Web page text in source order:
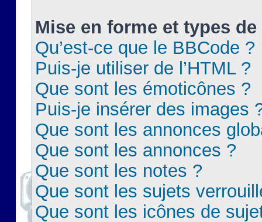
Mise en forme et types
Qu’est-ce que le BBCode ?
Puis-je utiliser de l’HTML ?
Que sont les émoticônes ?
Puis-je insérer des images
Que sont les annonces
Que sont les annonces ?
Que sont les notes ?
Que sont les sujets
Que sont les icônes de